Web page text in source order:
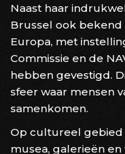
Naast haar
Brussel ook bekend
Europa, met
Commissie en de
hebben gevestigd.
sfeer waar mensen
samenkomen.
Op cultureel gebied
musea, galerieën